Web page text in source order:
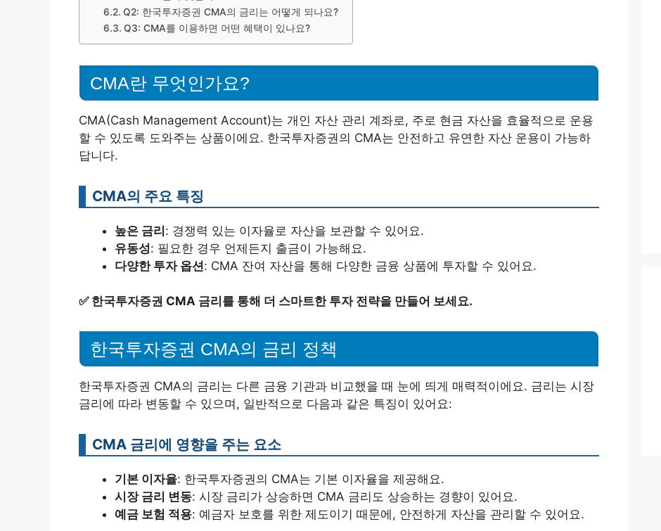
Q2: 한국투자증권 CMA의 금리는 어떻게 되나요?
Q3: CMA를 이용하면 어떤 혜택이 있나요?
CMA란 무엇인가요?
CMA(Cash Management Account)는 개인 자산 관리 계좌로, 주로 현금 자산을 효율적으로 운용
할 수 있도록 도와주는 상품이에요. 한국투자증권의 CMA는 안전하고 유연한 자산 운용이 가능하
답니다.
CMA의 주요 특징
높은 금리: 경쟁력 있는 이자율로 자산을 보관할 수 있어요.
유동성: 필요한 경우 언제든지 출금이 가능해요.
다양한 투자 옵션: CMA 잔여 자산을 통해 다양한 금융 상품에 투자할 수 있어요.
✅ 한국투자증권 CMA 금리를 통해 더 스마트한 투자 전략을 만들어 보세요.
한국투자증권 CMA의 금리 정책
한국투자증권 CMA의 금리는 다른 금융 기관과 비교했을 때 눈에 띄게 매력적이에요. 금리는 시장
금리에 따라 변동할 수 있으며, 일반적으로 다음과 같은 특징이 있어요:
CMA 금리에 영향을 주는 요소
기본 이자율: 한국투자증권의 CMA는 기본 이자율을 제공해요.
시장 금리 변동: 시장 금리가 상승하면 CMA 금리도 상승하는 경향이 있어요.
예금 보험 적용: 예금자 보호를 위한 제도이기 때문에, 안전하게 자산을 관리할 수 있어요.